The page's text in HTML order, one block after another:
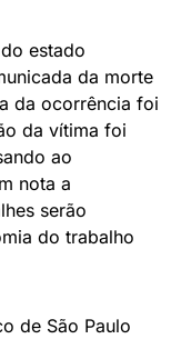
estado
da morte
da ocorrência foi
da vítima foi
ao
nota a
serão
do trabalho
de São Paulo